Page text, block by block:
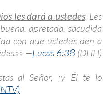
les dará a ustedes. Les
apretada, sacudida
con que ustedes den a
—Lucas 6:38 (DHH)
al Señor, ¡y Él te lo